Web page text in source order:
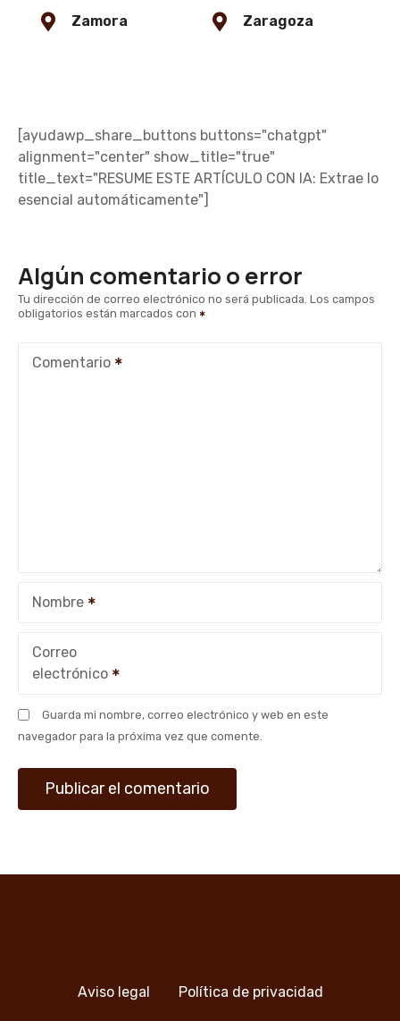
Zamora Zaragoza
[ayudawp_share_buttons buttons="chatgpt"
alignment="center" show_title="true"
title_text="RESUME ESTE ARTÍCULO CON IA: Extrae lo
esencial automáticamente"]
Algún comentario o error
Tu dirección de correo electrónico no será publicada. Los campos
obligatorios están marcados con
Comentario
Nombre
Correo
electrónico
Guarda mi nombre, correo electrónico y web en este
navegador para la próxima vez que comente.
Aviso legal Política de privacidad